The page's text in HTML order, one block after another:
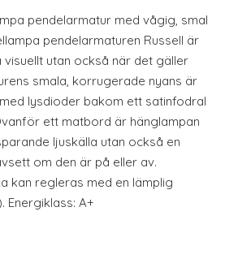
pendelarmatur med vågig, smal
pendelarmaturen Russell är
visuellt utan också när det gäller
smala, korrugerade nyans är
lysdioder bakom ett satinfodral
ett matbord är hänglampan
ljuskälla utan också en
om den är på eller av.
kan regleras med en lämplig
A+